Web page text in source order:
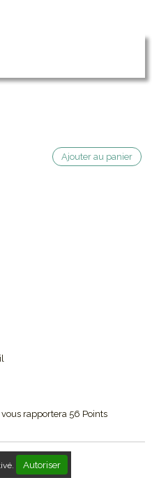
Ajouter au panier
rapportera 56 Points
Autoriser